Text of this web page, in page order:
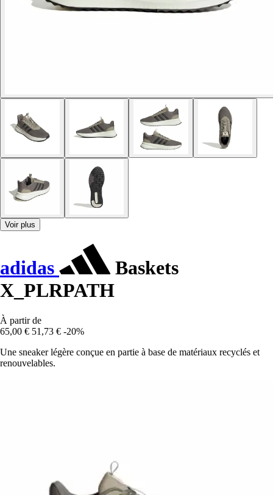
Voir plus
adidas
Baskets
X_PLRPATH
À partir de
65,00 € 51,73 € -20%
Une sneaker légère conçue en partie à base de matériaux recyclés et
renouvelables.